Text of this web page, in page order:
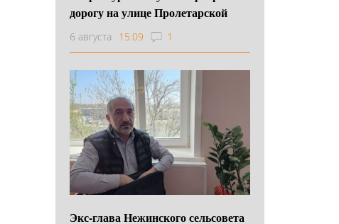
дорогу на улице Пролетарской
6 августа 15:09 1
Экс-глава Нежинского сельсовета